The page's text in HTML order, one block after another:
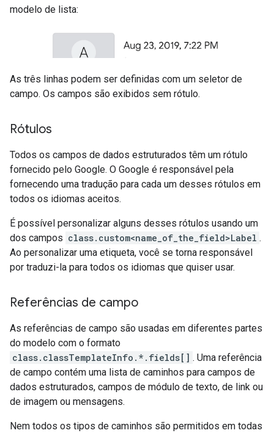
modelo de lista:
As três linhas podem ser definidas com um seletor de
campo. Os campos são exibidos sem rótulo.
Rótulos
Todos os campos de dados estruturados têm um rótulo
fornecido pelo Google. O Google é responsável pela
fornecendo uma tradução para cada um desses rótulos em
todos os idiomas aceitos.
É possível personalizar alguns desses rótulos usando um
dos campos class.custom<name_of_the_field>Label .
Ao personalizar uma etiqueta, você se torna responsável
por traduzi-la para todos os idiomas que quiser usar.
Referências de campo
As referências de campo são usadas em diferentes partes
do modelo com o formato
class.classTemplateInfo.*.fields[] . Uma referência
de campo contém uma lista de caminhos para campos de
dados estruturados, campos de módulo de texto, de link ou
de imagem ou mensagens.
Nem todos os tipos de caminhos são permitidos em todas